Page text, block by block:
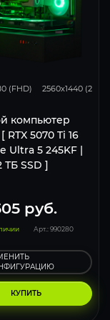
(4K)
(FHD) 2560x1440 (2K)
компьютер
RTX 5070 Ti 16
Ultra 5 245KF |
ТБ SSD ]
руб.
Арт.: 990280
КУПИТЬ